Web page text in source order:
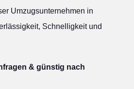
Umzugsunternehmen in
Schnelligkeit und
& günstig nach